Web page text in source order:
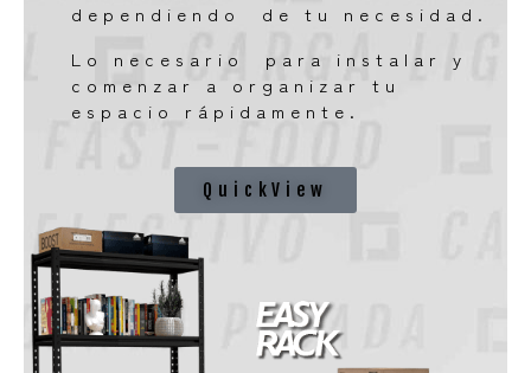
dependiendo de tu necesidad.
Lo necesario para instalar y
comenzar a organizar tu
espacio rápidamente.
QuickView